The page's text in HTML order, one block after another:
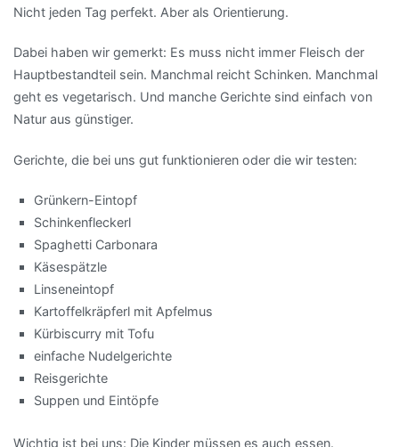
Nicht jeden Tag perfekt. Aber als Orientierung.
Dabei haben wir gemerkt: Es muss nicht immer Fleisch der
Hauptbestandteil sein. Manchmal reicht Schinken. Manchmal
geht es vegetarisch. Und manche Gerichte sind einfach von
Natur aus günstiger.
Gerichte, die bei uns gut funktionieren oder die wir testen:
Grünkern-Eintopf
Schinkenfleckerl
Spaghetti Carbonara
Käsespätzle
Linseneintopf
Kartoffelkräpferl mit Apfelmus
Kürbiscurry mit Tofu
einfache Nudelgerichte
Reisgerichte
Suppen und Eintöpfe
Wichtig ist bei uns: Die Kinder müssen es auch essen.